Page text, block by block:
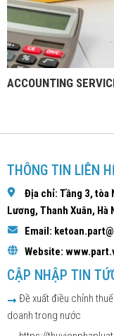
ACCOUNTING
THÔNG TIN LIÊN
Địa chỉ: Tầng 3, tòa
Lương, Thanh Xuân, Hà
Email:
Website:
CẬP NHẬP TIN
Đề xuất điều chỉnh
doanh trong nước